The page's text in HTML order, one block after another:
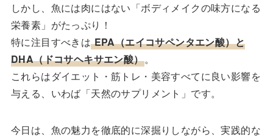
しかし、魚には肉にはない「ボディメイクの味方になる
栄養素」がたっぷり！
特に注目すべきはEPA（エイコサペンタエン酸）と
DHA（ドコサヘキサエン酸）。
これらはダイエット・筋トレ・美容すべてに良い影響を
与える、いわば「天然のサプリメント」です。
今日は、魚の魅力を徹底的に深掘りしながら、実践的な